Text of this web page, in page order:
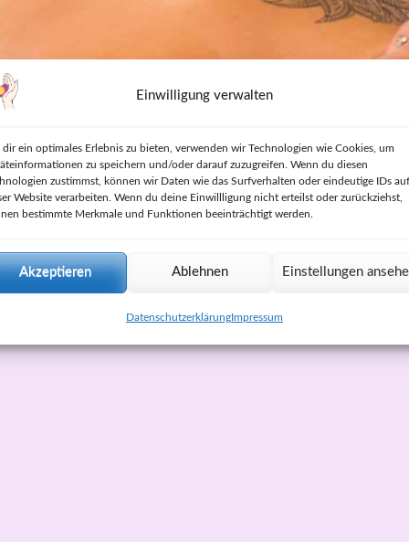
Einwilligung verwalten
dir ein optimales Erlebnis zu bieten, verwenden wir Technologien wie Cookies, um
zu speichern und/oder darauf zuzugreifen. Wenn du diesen
zustimmst, können wir Daten wie das Surfverhalten oder eindeutige IDs auf
Website verarbeiten. Wenn du deine Einwillligung nicht erteilst oder zurückziehst,
bestimmte Merkmale und Funktionen beeinträchtigt werden.
Akzeptieren Ablehnen Einstellungen
DatenschutzerklärungImpressum